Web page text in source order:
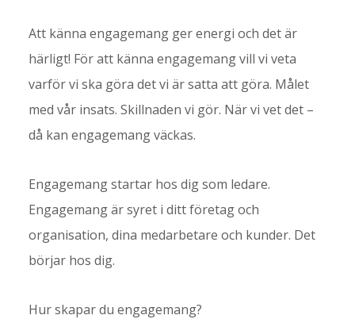
Att känna engagemang ger energi och det är
härligt! För att känna engagemang vill vi veta
varför vi ska göra det vi är satta att göra. Målet
med vår insats. Skillnaden vi gör. När vi vet det –
då kan engagemang väckas.
Engagemang startar hos dig som ledare.
Engagemang är syret i ditt företag och
organisation, dina medarbetare och kunder. Det
börjar hos dig.
Hur skapar du engagemang?